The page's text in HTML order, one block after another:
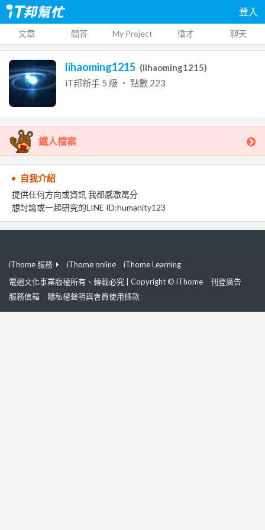
登入
文章 問答 My Project 徵才 聊天
lihaoming1215 (lihaoming1215)
iT邦新手 5 級 ‧ 點數 223
鐵人檔案
自我介紹
提供任何方向或資訊 我都感激萬分
想討論或一起研究的LINE ID:humanity123
iThome 服務 iThome online
iThome Learning
電週文化事業版權所有、轉載必究 | Copyright © iThome
刊登廣告
服務信箱
隱私權聲明與會員使用條款